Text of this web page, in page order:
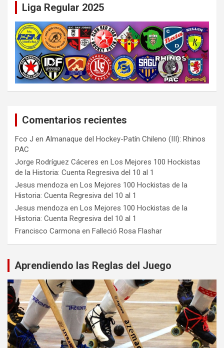
Liga Regular 2025
Comentarios recientes
Fco J en Almanaque del Hockey-Patín Chileno (III): Rhinos
PAC
Jorge Rodríguez Cáceres en Los Mejores 100 Hockistas
de la Historia: Cuenta Regresiva del 10 al 1
Jesus mendoza en Los Mejores 100 Hockistas de la
Historia: Cuenta Regresiva del 10 al 1
Jesus mendoza en Los Mejores 100 Hockistas de la
Historia: Cuenta Regresiva del 10 al 1
Francisco Carmona en Falleció Rosa Flashar
Aprendiendo las Reglas del Juego